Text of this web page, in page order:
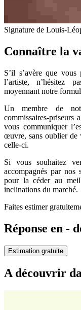
Signature de Louis-
Connaître la
S’il s’avère que
l’artiste, n’hésitez
moyennant notre
Un membre de
commissaires-priseurs
vous communiquer
œuvre, sans oublier de
celle-ci.
Si vous souhaitez
accompagnés par nos
pour la céder au
inclinations du marché.
Faites estimer
Réponse en -
Estimation gratuite
A découvrir